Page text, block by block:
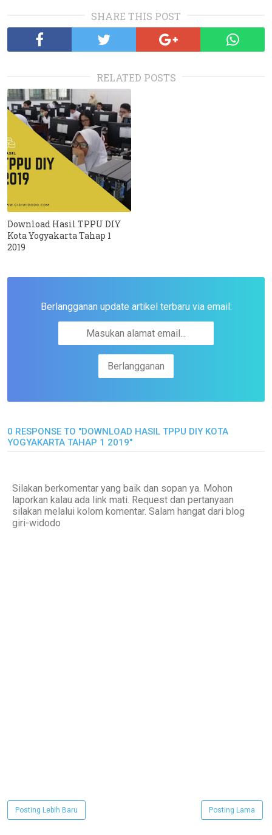
SHARE THIS POST
RELATED POSTS
Download Hasil TPPU DIY
Kota Yogyakarta Tahap 1
2019
Berlangganan update artikel terbaru via email:
0 RESPONSE TO "DOWNLOAD HASIL TPPU DIY KOTA
YOGYAKARTA TAHAP 1 2019"
Silakan berkomentar yang baik dan sopan ya. Mohon
laporkan kalau ada link mati. Request dan pertanyaan
silakan melalui kolom komentar. Salam hangat dari blog
giri-widodo
Posting Lebih Baru Posting Lama